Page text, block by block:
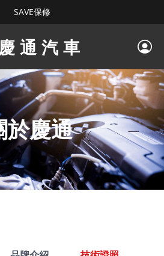
SAVE保修
慶通汽車
於慶通